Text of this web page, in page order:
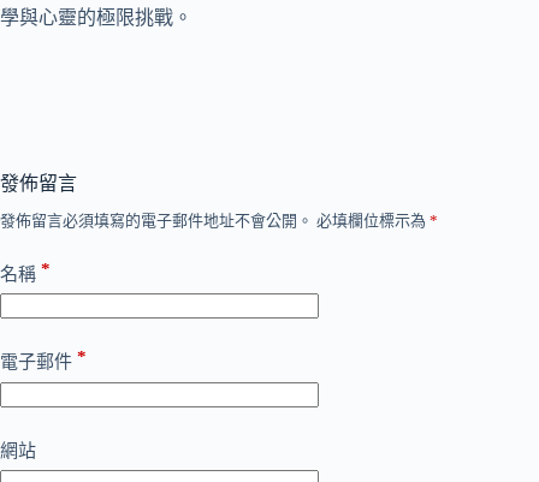
學與心靈的極限挑戰。
發佈留言
發佈留言必須填寫的電子郵件地址不會公開。 必填欄位標示為 *
名稱 *
電子郵件 *
網站